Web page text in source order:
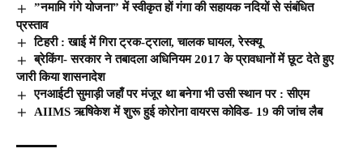
”नमामि गंगे योजना” में स्वीकृत हों गंगा की सहायक नदियों से संबंधित
प्रस्ताव
टिहरी : खाई में गिरा ट्रक-ट्राला, चालक घायल, रेस्क्यू
ब्रेकिंग- सरकार ने तबादला अधिनियम 2017 के प्रावधानों में छूट देते हुए
जारी किया शासनादेश
एनआईटी सुमाड़ी जहाँ पर मंजूर था बनेगा भी उसी स्थान पर : सीएम
AIIMS ऋषिकेश में शुरू हुई कोरोना वायरस कोविड- 19 की जांच लैब